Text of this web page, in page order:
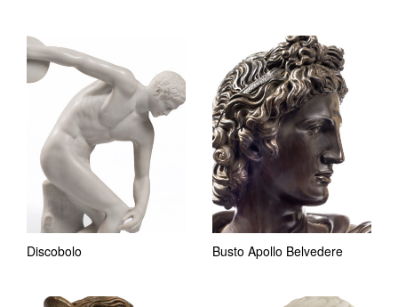
Discobolo Busto Apollo Belvedere